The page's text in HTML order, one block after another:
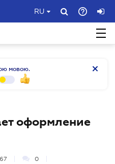
RU
мовою.
оформление
0